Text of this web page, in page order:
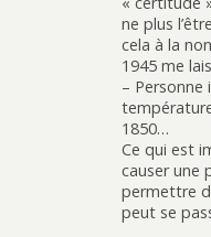
ne plus
cela à la
1945 me
– Personne
1850…
Ce qui est
causer une
permettre
peut se